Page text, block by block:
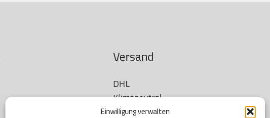
Einwilligung verwalten
Versand
DHL
Klimaneutral